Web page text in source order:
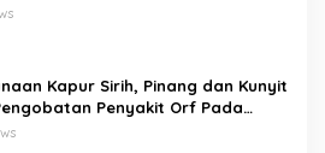
Kapur Sirih, Pinang dan Kunyit
Penyakit Orf Pada